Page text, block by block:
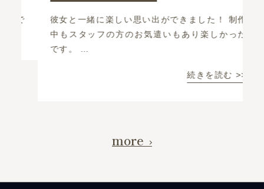
彼女と一緒に楽しい思い出ができました！ 制作
中もスタッフの方のお気遣いもあり楽しかった
です。 …
続きを読む >>
more